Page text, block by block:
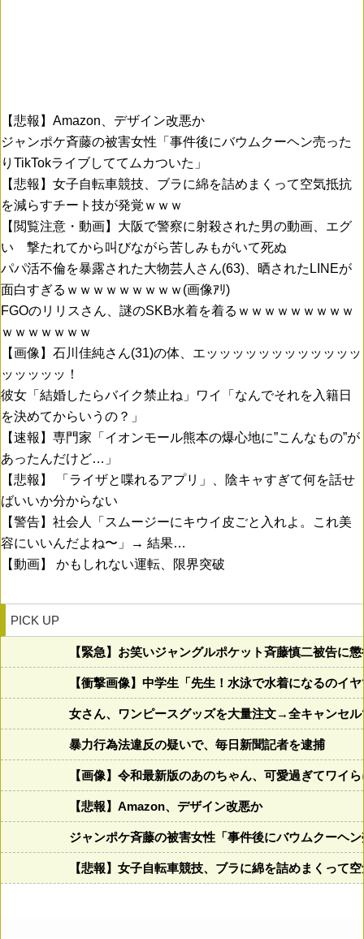
【悲報】Amazon、デザイン改悪か
ジャンポケ斉藤の被害女性「事件後にバウムクーヘン売った
りTikTokライブしててムカついた」
【悲報】女子自転車競技、ブラに綿を詰めまくって空気抵抗
を減らすチート技が発覚ｗｗｗ
【閲覧注意・動画】大阪で警察に射殺された男の動画、エグ
い 撃たれてから叫びながら苦しみもがいて死ぬ
パパ活不倫を暴露された大物芸人さん(63)、晒されたLINEが
面白すぎるｗｗｗｗｗｗｗｗｗ(画像ｱﾘ)
FGOのリリスさん、謎のSKB水着を着るｗｗｗｗｗｗｗｗｗ
ｗｗｗｗｗｗｗ
【画像】石川佳純さん(31)の体、エッッッッッッッッッッッッ
ッッッッッ！
彼女「結婚したらバイク禁止ね」ワイ「なんでそれを入籍日
を決めてからいうの？」
【速報】専門家「イオンモール熊本の爆心地に”こんなもの”が
あったんだけど…」
【悲報】 「ライザと喋れるアプリ」、陰キャすぎて何を話せ
ばいいか分からない
【警告】社会人「スムージーにキウイ皮ごと入れよ。これ美
容にいいんだよね〜」→ 結果…
【動画】 かもしれない運転、限界突破
PICK UP
【緊急】お笑いジャングルポケット斉藤慎二被告に
【衝撃画像】中学生「先生！水泳で水着になるの
女さん、ワンピースグッズを大量注文→全キャンセ
暴力行為法違反の疑いで、毎日新聞記者を逮捕
【画像】令和最新版のあのちゃん、可愛過ぎてワイ
【悲報】Amazon、デザイン改悪か
ジャンポケ斉藤の被害女性「事件後にバウムクーヘ
【悲報】女子自転車競技、ブラに綿を詰めまくって